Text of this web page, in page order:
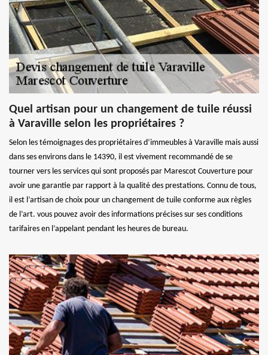
Quel artisan pour un changement de tuile réussi
à Varaville selon les propriétaires ?
Selon les témoignages des propriétaires d’immeubles à Varaville mais aussi
dans ses environs dans le 14390, il est vivement recommandé de se
tourner vers les services qui sont proposés par Marescot Couverture pour
avoir une garantie par rapport à la qualité des prestations. Connu de tous,
il est l’artisan de choix pour un changement de tuile conforme aux règles
de l’art. vous pouvez avoir des informations précises sur ses conditions
tarifaires en l’appelant pendant les heures de bureau.